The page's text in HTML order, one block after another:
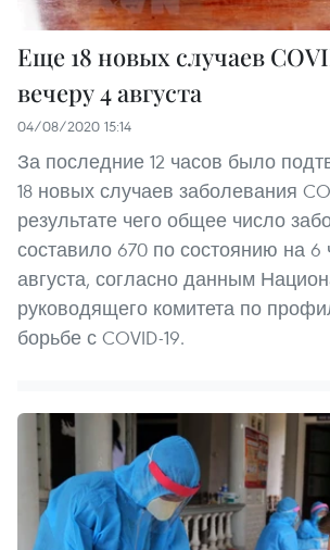
Еще 18 новых случаев
вечеру 4 августа
04/08/2020 15:14
За последние 12 часов было
18 новых случаев заболевания
результате чего общее число
составило 670 по состоянию на 6
августа, согласно данным
руководящего комитета по
борьбе с COVID-19.